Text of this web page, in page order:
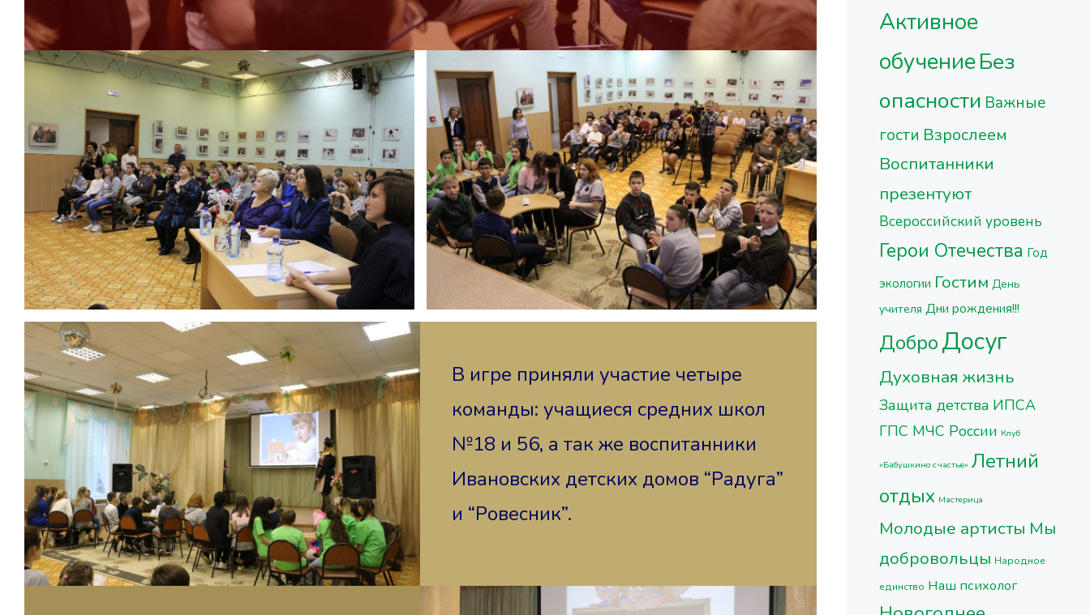
В игре приняли участие четыре
команды: учащиеся средних школ
№18 и 56, а так же воспитанники
Ивановских детских домов “Радуга”
и “Ровесник”.
Активное
обучениеБез
опасности Важные
гости Взрослеем
Воспитанники
презентуют
Всероссийский уровень
Герои Отечества Год
экологии Гостим День
учителя Дни рождения!!!
ДоброДосуг
Духовная жизнь
Защита детства ИПСА
ГПС МЧС России Клуб
«Бабушкино счастье» Летний
отдых Мастерица
Молодые артисты Мы
добровольцы Народное
единство Наш психолог